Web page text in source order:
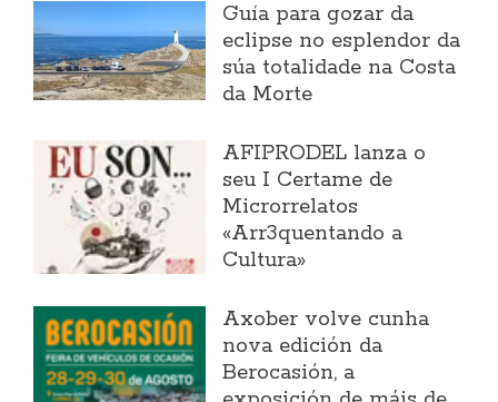
Guía para gozar da
eclipse no esplendor da
súa totalidade na Costa
da Morte
AFIPRODEL lanza o
seu I Certame de
Microrrelatos
«Arr3quentando a
Cultura»
Axober volve cunha
nova edición da
Berocasión, a